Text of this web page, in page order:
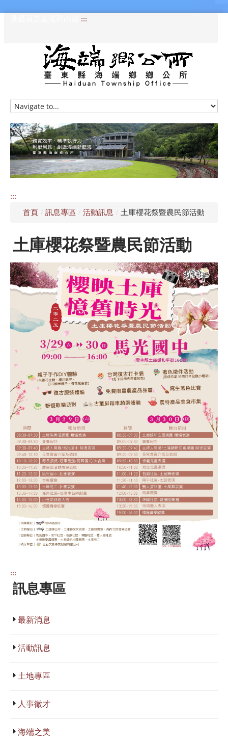
:::
HOME
訊息專區
認識海端
公所介紹
:::
首頁 / 訊息專區 / 活動訊息 / 土庫櫻花祭暨農民節活動
土庫櫻花祭暨農民節活動
:::
訊息專區
最新消息
活動訊息
土地專區
人事徵才
海端之美